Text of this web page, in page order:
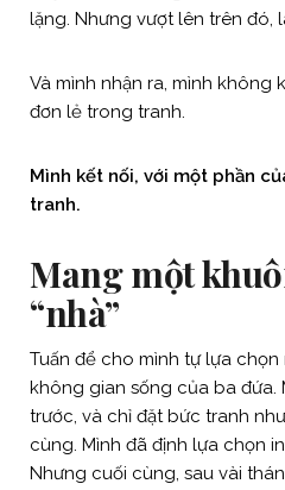
lặng. Nhưng vượt lên trên đó,
Và mình nhận ra, mình không
đơn lẻ trong tranh.
Mình kết nối, với một phần
tranh.
Mang một
“nhà”
Tuấn để cho mình tự lựa chọn
không gian sống của ba đứa.
trước, và chỉ đặt bức tranh
cùng. Mình đã định lựa chọn
Nhưng cuối cùng, sau vài